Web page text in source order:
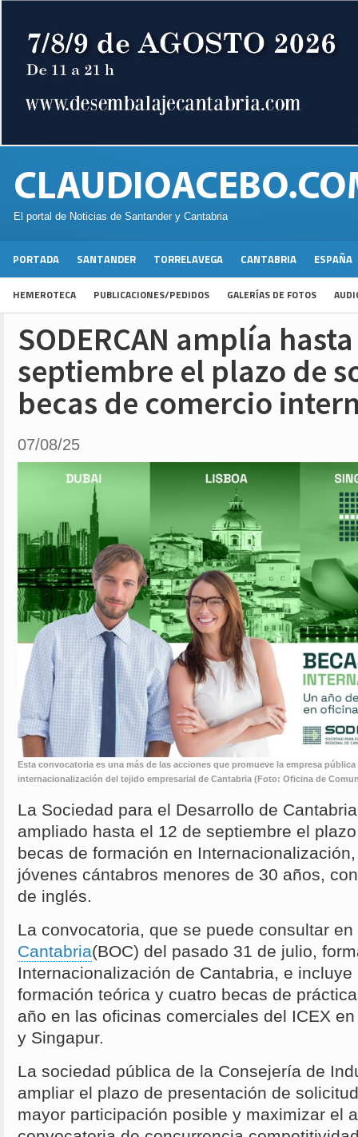
El portal de Noticias de Santander y Cantabria
PORTADA SANTANDER TORRELAVEGA CANTABRIA ESPAÑA
HEMEROTECA PUBLICACIONES/PEDIDOS GALERÍAS DE FOTOS
SODERCAN amplía
septiembre el plazo de
becas de comercio
07/08/25
Esta convocatoria es una más de las acciones que promueve la empresa
internacionalización del tejido empresarial de Cantabria (Foto: Oficina de
La Sociedad para el Desarrollo de
ampliado hasta el 12 de septiembre el
becas de formación en
jóvenes cántabros menores de 30 años,
de inglés.
La convocatoria, que se puede consultar
Cantabria(BOC) del pasado 31 de julio,
Internacionalización de Cantabria, e
formación teórica y cuatro becas de
año en las oficinas comerciales del ICEX
y Singapur.
La sociedad pública de la Consejería de
ampliar el plazo de presentación de
mayor participación posible y maximizar el